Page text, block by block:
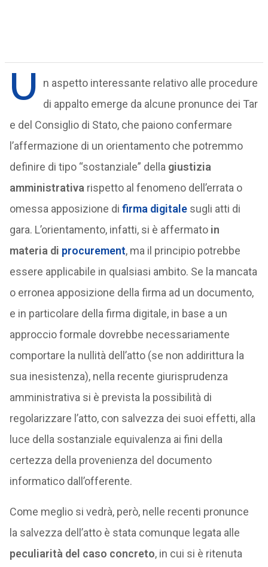
U
n aspetto interessante relativo alle procedure
di appalto emerge da alcune pronunce dei Tar
e del Consiglio di Stato, che paiono confermare
l’affermazione di un orientamento che potremmo
definire di tipo “sostanziale” della giustizia
amministrativa rispetto al fenomeno dell’errata o
omessa apposizione di firma digitalesugli atti di
gara. L’orientamento, infatti, si è affermato in
materia di procurement, ma il principio potrebbe
essere applicabile in qualsiasi ambito. Se la mancata
o erronea apposizione della firma ad un documento,
e in particolare della firma digitale, in base a un
approccio formale dovrebbe necessariamente
comportare la nullità dell’atto (se non addirittura la
sua inesistenza), nella recente giurisprudenza
amministrativa si è prevista la possibilità di
regolarizzare l’atto, con salvezza dei suoi effetti, alla
luce della sostanziale equivalenza ai fini della
certezza della provenienza del documento
informatico dall’offerente.
Come meglio si vedrà, però, nelle recenti pronunce
la salvezza dell’atto è stata comunque legata alle
peculiarità del caso concreto, in cui si è ritenuta